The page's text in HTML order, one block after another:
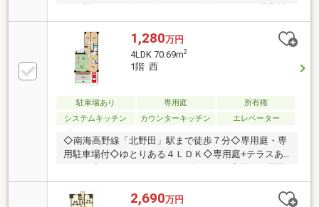
★★詳細はアピールポイントをご覧ください！購入諸
費用が安い不動産屋です♪♪
1,280万円
4LDK 70.69m2
1階 西
駐車場あり 専用庭
所有権
システムキッチン
カウンターキッチン エレベーター
◇南海高野線「北野田」駅まで徒歩７分◇専用庭・専
用駐車場付◇ゆとりある４ＬＤＫ◇専用庭+テラスあ
ります◇イエストアではキッズスペース完備でお子様
連れでもゆっくり物件のご紹介ができます！
2,690万円